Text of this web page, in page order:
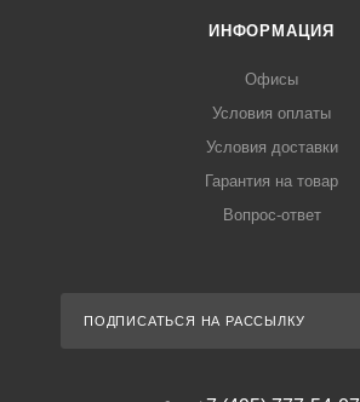
ИНФОРМАЦИЯ
Офисы
Условия оплаты
Условия доставки
Гарантия на товар
Вопрос-ответ
ПОДПИСАТЬСЯ НА РАССЫЛКУ